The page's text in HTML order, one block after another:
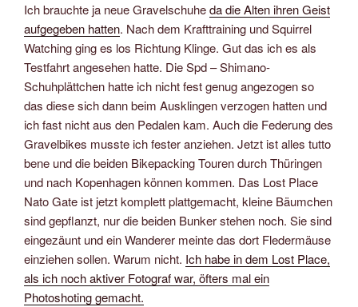
Ich brauchte ja neue Gravelschuheda die Alten ihren Geist
aufgegeben hatten. Nach dem Krafttraining und Squirrel
Watching ging es los Richtung Klinge. Gut das ich es als
Testfahrt angesehen hatte. Die Spd – Shimano-
Schuhplättchen hatte ich nicht fest genug angezogen so
das diese sich dann beim Ausklingen verzogen hatten und
ich fast nicht aus den Pedalen kam. Auch die Federung des
Gravelbikes musste ich fester anziehen. Jetzt ist alles tutto
bene und die beiden Bikepacking Touren durch Thüringen
und nach Kopenhagen können kommen. Das Lost Place
Nato Gate ist jetzt komplett plattgemacht, kleine Bäumchen
sind gepflanzt, nur die beiden Bunker stehen noch. Sie sind
eingezäunt und ein Wanderer meinte das dort Fledermäuse
einziehen sollen. Warum nicht. Ich habe in dem Lost Place,
als ich noch aktiver Fotograf war, öfters mal ein
Photoshoting gemacht.